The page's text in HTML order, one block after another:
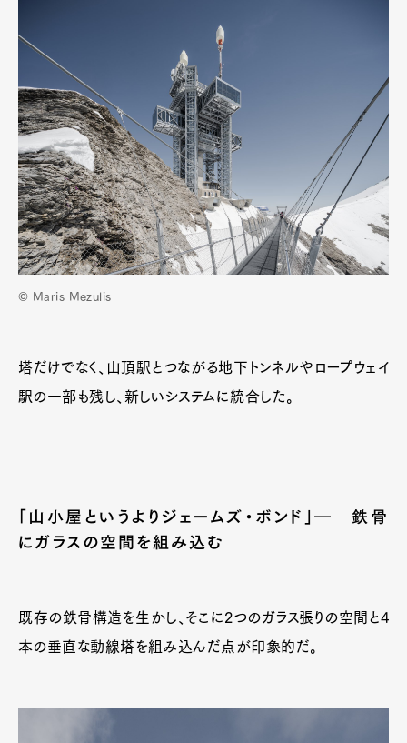
Art&DesignWatchFashion
GourmetCars
© Maris Mezulis
塔だけでなく、山頂駅とつながる地下トンネルやロープウェイ
駅の一部も残し、新しいシステムに統合した。
「山小屋というよりジェームズ・ボンド」― 鉄骨
にガラスの空間を組み込む
既存の鉄骨構造を生かし、そこに2つのガラス張りの空間と4
本の垂直な動線塔を組み込んだ点が印象的だ。